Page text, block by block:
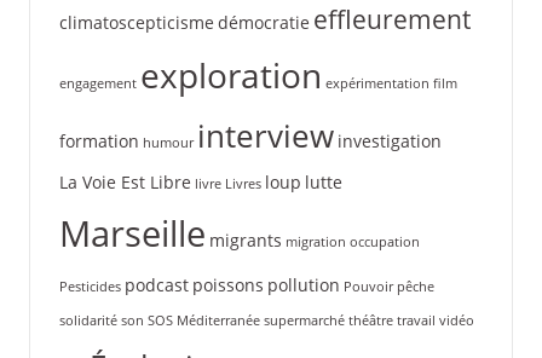
climatoscepticisme démocratie effleurement
engagement exploration expérimentation film
formation humour interview investigation
La Voie Est Libre livre Livres loup lutte
Marseille migrants migration occupation
Pesticides podcast poissons pollution Pouvoir pêche
solidarité son SOS Méditerranée supermarché théâtre travail vidéo